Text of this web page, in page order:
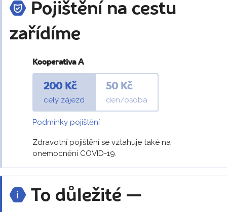
Pojištění na cestu
zařídíme
Kooperativa A
200 Kč
celý zájezd
50 Kč
den/osoba
Podmínky pojištění
Zdravotní pojištění se vztahuje také na
onemocnění COVID-19.
To důležité —